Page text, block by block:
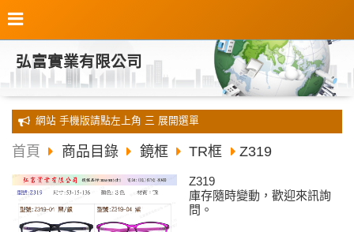
弘富實業有限公司
全新 網站 手機版請點左上角 三 展開選單
首頁 商品目錄 鏡框 TR框 Z319
Z319
庫存隨時變動，歡迎來訊詢
問。